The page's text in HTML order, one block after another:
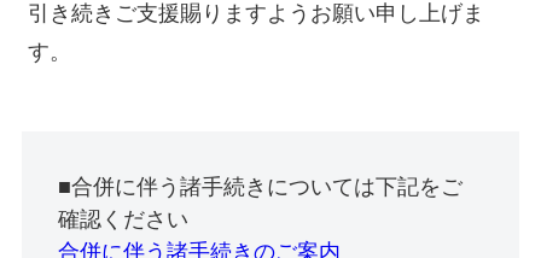
引き続きご支援賜りますようお願い申し上げま
す。
■合併に伴う諸手続きについては下記をご
確認ください
合併に伴う諸手続きのご案内